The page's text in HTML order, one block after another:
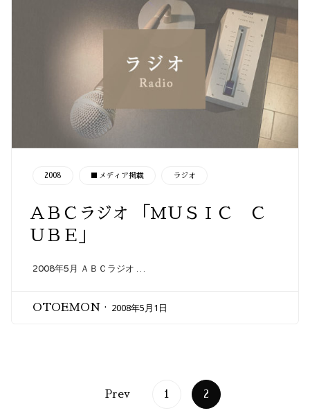
CATEGORY
2008 ■メディア掲載 ラジオ
ＡＢＣラジオ 「ＭＵＳＩＣ Ｃ
ＵＢＥ」
2008年5月 ＡＢＣラジオ …
OTOEMON 2008年5月1日
Prev 1 2